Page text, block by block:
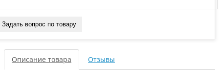
Задать вопрос по товару
Описание товара Отзывы